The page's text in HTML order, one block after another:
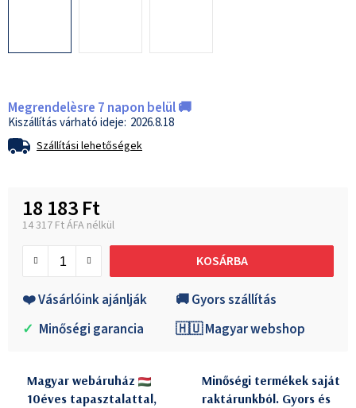
Megrendelèsre 7 napon belül 🚚
2026.8.18
Szállítási lehetőségek
18 183 Ft
14 317 Ft ÁFA nélkül
KOSÁRBA
❤️ Vásárlóink ajánlják
🚚 Gyors szállítás
✓ Minőségi garancia 🇭🇺 Magyar webshop
Magyar webáruház
10éves tapasztalattal,
Minőségi termékek saját
raktárunkból. Gyors és